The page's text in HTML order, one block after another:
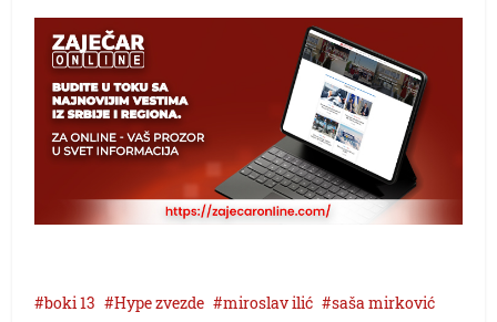
boki 13 Hype zvezde miroslav ilić saša mirković